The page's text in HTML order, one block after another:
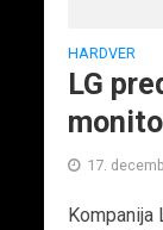
HARDVER
LG
17.
Kompanija